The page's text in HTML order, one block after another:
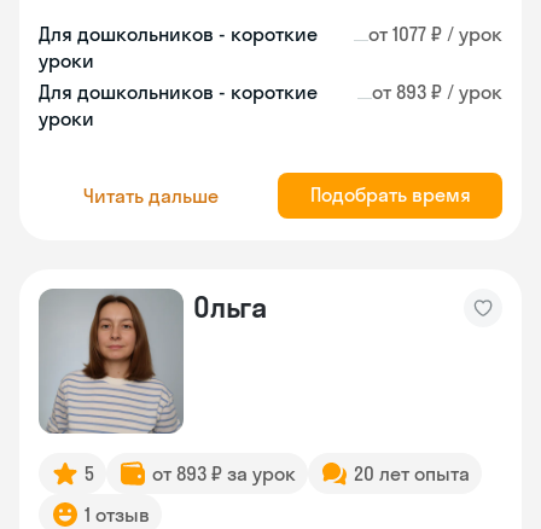
Для дошкольников - короткие
уроки
от 1077 ₽ / урок
Для дошкольников - короткие
уроки
от 893 ₽ / урок
Читать дальше Подобрать время
Ольга
5 от 893 ₽ за урок
20 лет опыта
1 отзыв